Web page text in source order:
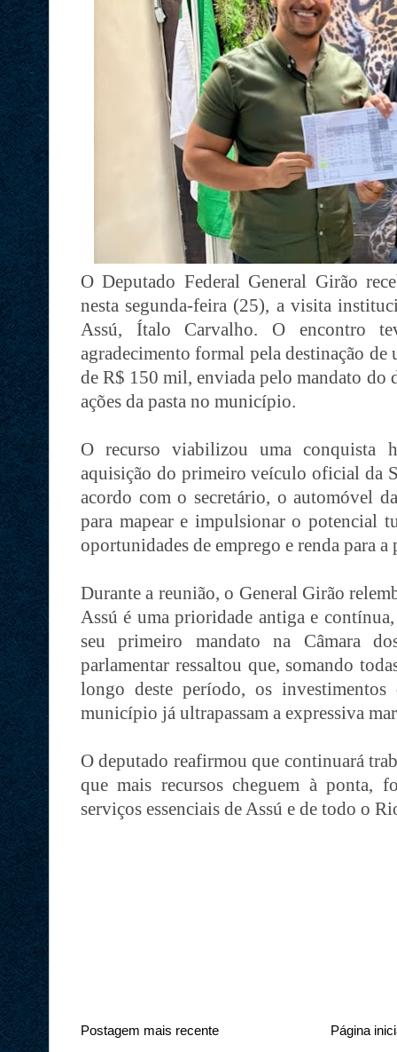
O Deputado Federal General Girão
nesta segunda-feira (25), a visita
Assú, Ítalo Carvalho. O encontro
agradecimento formal pela destinação
de R$ 150 mil, enviada pelo mandato do
ações da pasta no município.
O recurso viabilizou uma conquista
aquisição do primeiro veículo oficial da
acordo com o secretário, o automóvel
para mapear e impulsionar o potencial
oportunidades de emprego e renda para
Durante a reunião, o General Girão
Assú é uma prioridade antiga e
seu primeiro mandato na Câmara
parlamentar ressaltou que, somando
longo deste período, os investimentos
município já ultrapassam a expressiva
O deputado reafirmou que continuará
que mais recursos cheguem à ponta,
serviços essenciais de Assú e de todo o
Postagem mais recente Página